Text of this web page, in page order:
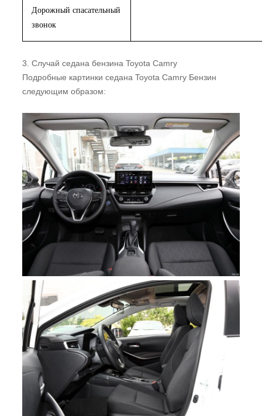
Дорожный спасательный
звонок
3. Случай седана бензина Toyota Camry
Подробные картинки седана Toyota Camry Бензин
следующим образом: